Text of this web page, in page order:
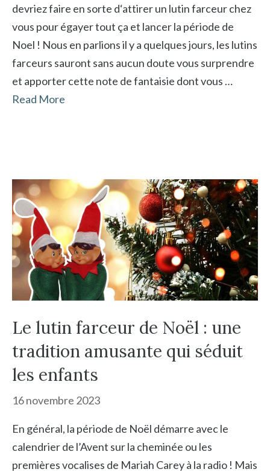
devriez faire en sorte d‘attirer un lutin farceur chez
vous pour égayer tout ça et lancer la période de
Noel ! Nous en parlions il y a quelques jours, les lutins
farceurs sauront sans aucun doute vous surprendre
et apporter cette note de fantaisie dont vous …
Read More
Le lutin farceur de Noël : une
tradition amusante qui séduit
les enfants
16 novembre 2023
En général, la période de Noël démarre avec le
calendrier de l’Avent sur la cheminée ou les
premières vocalises de Mariah Carey à la radio ! Mais